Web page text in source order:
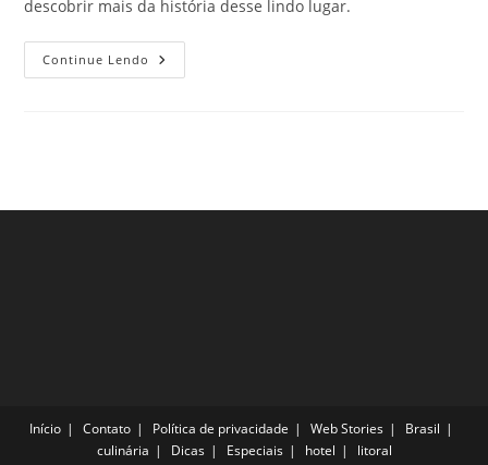
descobrir mais da história desse lindo lugar.
Continue Lendo Monumentos
Históricos
Início Contato Política de privacidade Web Stories
Brasil
culinária
Dicas Especiais hotel litoral